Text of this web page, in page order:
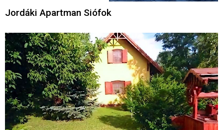
Jordáki Apartman Siófok